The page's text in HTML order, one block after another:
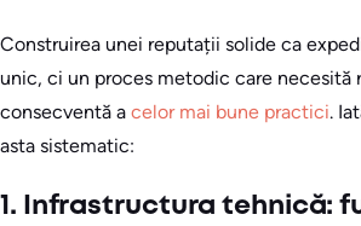
Construirea unei reputații solide ca
unic, ci un proces metodic care necesită
consecventă a celor mai bune practici.
asta sistematic:
1. Infrastructura tehnică: